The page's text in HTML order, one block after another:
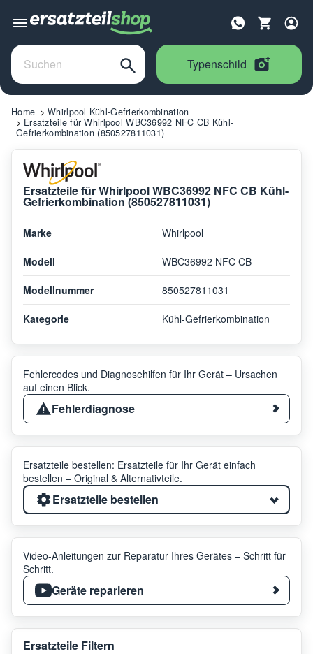
Typenschild
Home
Whirlpool Kühl-Gefrierkombination
Ersatzteile für Whirlpool WBC36992 NFC CB Kühl-
Gefrierkombination (850527811031)
Ersatzteile für Whirlpool WBC36992 NFC CB Kühl-
Gefrierkombination (850527811031)
Marke Whirlpool
Modell WBC36992 NFC CB
Modellnummer 850527811031
Kategorie Kühl-Gefrierkombination
Fehlercodes und Diagnosehilfen für Ihr Gerät – Ursachen
auf einen Blick.
Fehlerdiagnose
Ersatzteile bestellen: Ersatzteile für Ihr Gerät einfach
bestellen – Original & Alternativteile.
Ersatzteile bestellen
Video-Anleitungen zur Reparatur Ihres Gerätes – Schritt für
Schritt.
Geräte reparieren
Ersatzteile Filtern